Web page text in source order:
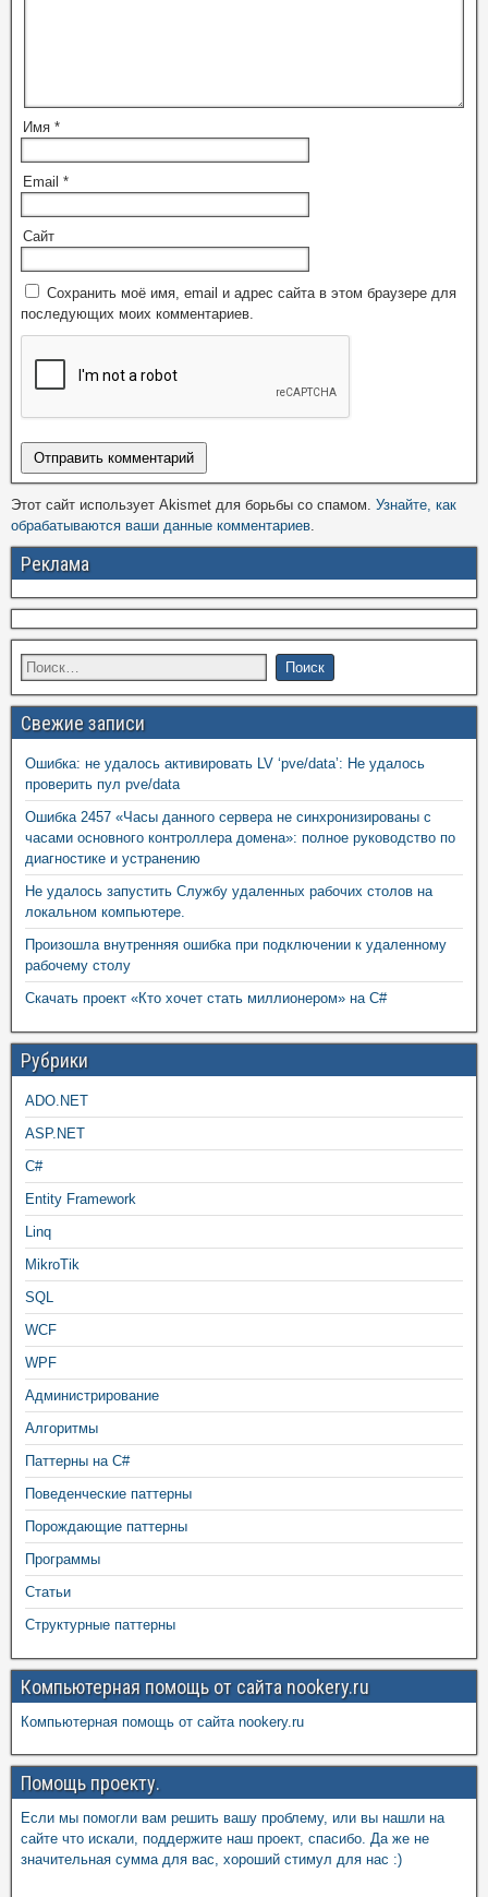
Имя *
Email *
Сайт
Сохранить моё имя, email и адрес сайта в этом браузере для
последующих моих комментариев.
Этот сайт использует Akismet для борьбы со спамом. Узнайте, как
обрабатываются ваши данные комментариев.
Реклама
Свежие записи
Ошибка: не удалось активировать LV ‘pve/data’: Не удалось
проверить пул pve/data
Ошибка 2457 «Часы данного сервера не синхронизированы с
часами основного контроллера домена»: полное руководство по
диагностике и устранению
Не удалось запустить Службу удаленных рабочих столов на
локальном компьютере.
Произошла внутренняя ошибка при подключении к удаленному
рабочему столу
Скачать проект «Кто хочет стать миллионером» на C#
Рубрики
ADO.NET
ASP.NET
C#
Entity Framework
Linq
MikroTik
SQL
WCF
WPF
Администрирование
Алгоритмы
Паттерны на C#
Поведенческие паттерны
Порождающие паттерны
Программы
Статьи
Структурные паттерны
Компьютерная помощь от сайта nookery.ru
Компьютерная помощь от сайта nookery.ru
Помощь проекту.
Если мы помогли вам решить вашу проблему, или вы нашли на
сайте что искали, поддержите наш проект, спасибо. Да же не
значительная сумма для вас, хороший стимул для нас :)